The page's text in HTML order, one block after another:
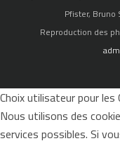
Pfister, Bruno
Reproduction des
Choix utilisateur pour les
Nous utilisons des
services possibles. Si